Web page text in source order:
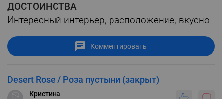
ДОСТОИНСТВА
Интересный интерьер, расположение, вкусно
Комментировать
Desert Rose / Роза пустыни (закрыт)
Кристина